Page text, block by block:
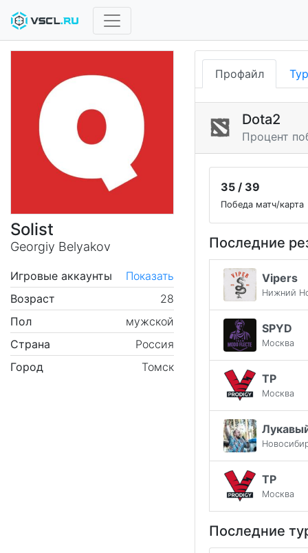
Solist
Georgiy Belyakov
Игровые аккаунты
Показать
Возраст
28
Пол
мужской
Страна
Россия
Город
Томск
Профайл
Dota2
Процент
35 / 39
Победа матч/карта
Последние
Vipers
Нижний
SPYD
Москва
TP
Москва
TP
Москва
Последние